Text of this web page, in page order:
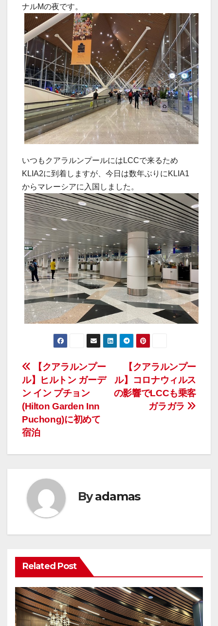
ナルMの夜です。
いつもクアラルンプールにはLCCで来るため
KLIA2に到着しますが、今日は数年ぶりにKLIA1
からマレーシアに入国しました。
投
稿
ナ
ビ
ゲ
シ
ョ
ン
【クアラルンプー
ル】コロナウィルス
の影響でLCCも乗客
ガラガラ
【クアラルンプー
ル】ヒルトン ガーデ
ン イン プチョン
(Hilton Garden Inn
Puchong)に初めて
宿泊
Byadamas
Related Post